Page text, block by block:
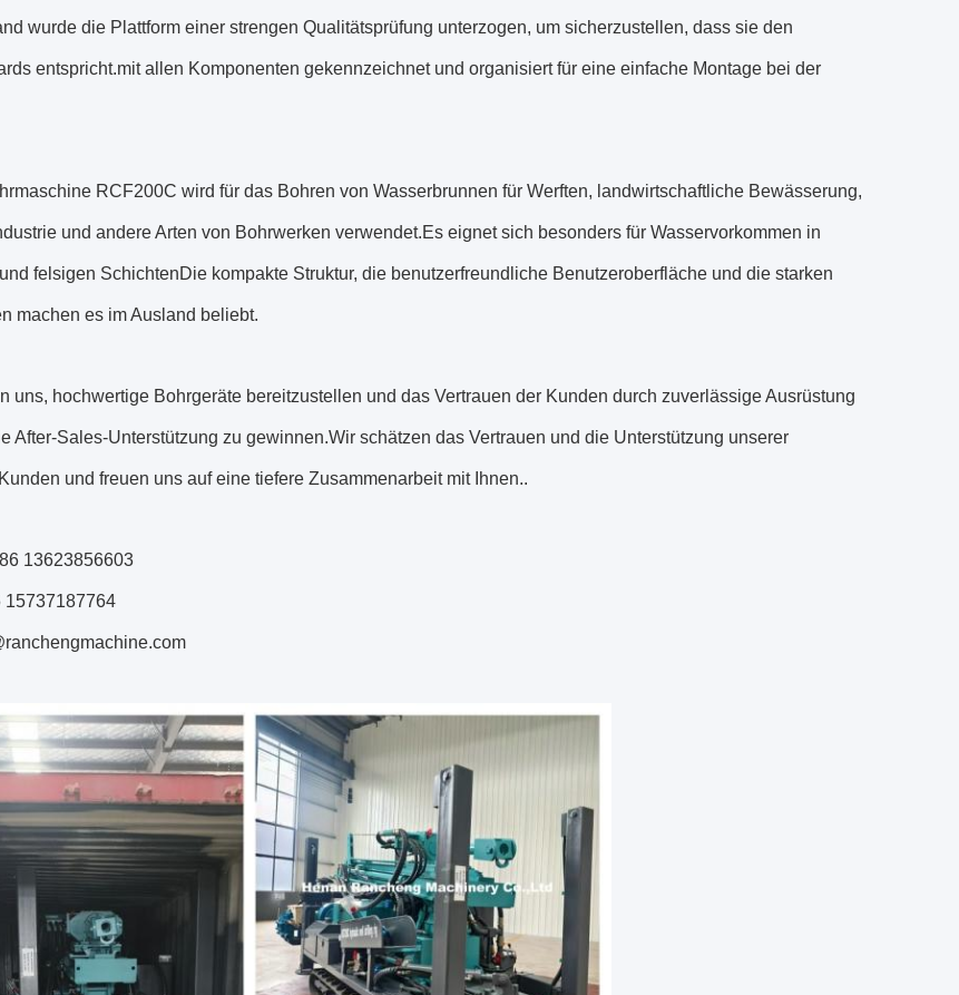
wurde die Plattform einer strengen Qualitätsprüfung unterzogen, um sicherzustellen, dass sie den
entspricht.mit allen Komponenten gekennzeichnet und organisiert für eine einfache Montage bei der
RCF200C wird für das Bohren von Wasserbrunnen für Werften, landwirtschaftliche Bewässerung,
und andere Arten von Bohrwerken verwendet.Es eignet sich besonders für Wasservorkommen in
felsigen SchichtenDie kompakte Struktur, die benutzerfreundliche Benutzeroberfläche und die starken
machen es im Ausland beliebt.
uns, hochwertige Bohrgeräte bereitzustellen und das Vertrauen der Kunden durch zuverlässige Ausrüstung
After-Sales-Unterstützung zu gewinnen.Wir schätzen das Vertrauen und die Unterstützung unserer
und freuen uns auf eine tiefere Zusammenarbeit mit Ihnen..
13623856603
15737187764